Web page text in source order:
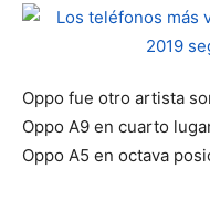
Oppo fue otro artista
Oppo A9 en cuarto
Oppo A5 en octava